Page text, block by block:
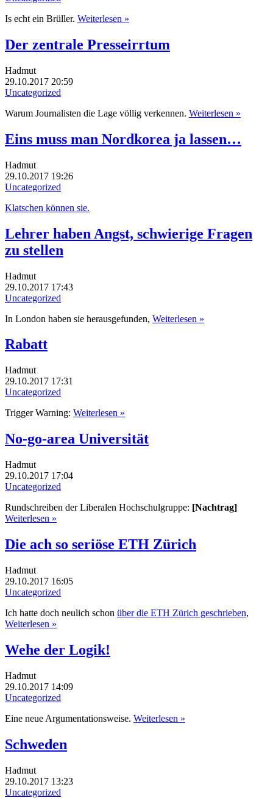
Is echt ein Brüller. Weiterlesen »
Der zentrale Presseirrtum
Hadmut
29.10.2017 20:59
Uncategorized
Warum Journalisten die Lage völlig verkennen. Weiterlesen »
Eins muss man Nordkorea ja lassen…
Hadmut
29.10.2017 19:26
Uncategorized
Klatschen können sie.
Lehrer haben Angst, schwierige Fragen
zu stellen
Hadmut
29.10.2017 17:43
Uncategorized
In London haben sie herausgefunden, Weiterlesen »
Rabatt
Hadmut
29.10.2017 17:31
Uncategorized
Trigger Warning: Weiterlesen »
No-go-area Universität
Hadmut
29.10.2017 17:04
Uncategorized
Rundschreiben der Liberalen Hochschulgruppe: [Nachtrag]
Weiterlesen »
Die ach so seriöse ETH Zürich
Hadmut
29.10.2017 16:05
Uncategorized
Ich hatte doch neulich schon über die ETH Zürich geschrieben,
Weiterlesen »
Wehe der Logik!
Hadmut
29.10.2017 14:09
Uncategorized
Eine neue Argumentationsweise. Weiterlesen »
Schweden
Hadmut
29.10.2017 13:23
Uncategorized